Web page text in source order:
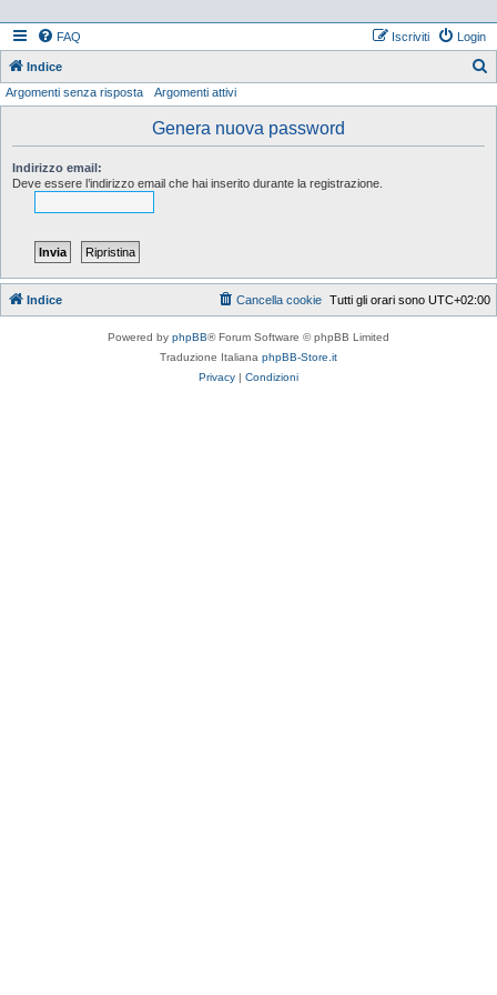
FAQ Login
Iscriviti
Indice
Argomenti senza risposta Argomenti attivi
Genera nuova password
Indirizzo email:
Deve essere l’indirizzo email che hai inserito durante la registrazione.
Indice Tutti gli orari sono UTC+02:00
Cancella cookie
Powered by phpBB® Forum Software © phpBB Limited
Traduzione Italiana phpBB-Store.it
Privacy | Condizioni